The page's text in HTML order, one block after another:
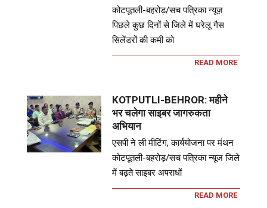
कोटपूतली-बहरोड़/सच पत्रिका न्यूज़
पिछले कुछ दिनों से जिले में घरेलू गैस
सिलेंडरों की कमी को
READ MORE
KOTPUTLI-BEHROR: महीने
भर चलेगा साइबर जागरुकता
अभियान
एसपी ने ली मीटिंग, कार्ययोजना पर मंथन
कोटपूतली-बहरोड़/सच पत्रिका न्यूज जिले
में बढ़ते साइबर अपराधों
READ MORE